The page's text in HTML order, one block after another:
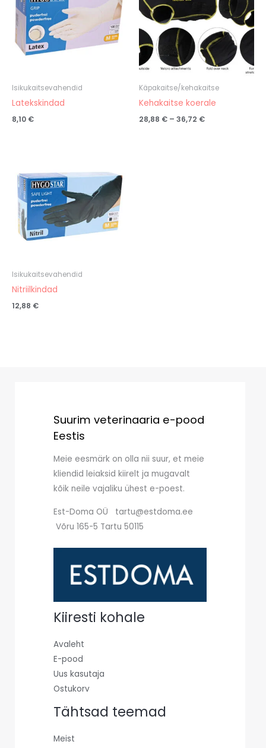
Isikukaitsevahendid
Latekskindad
8,10 €
Käpakaitse/kehakaitse
Kehakaitse koerale
28,88 € – 36,72 €
Isikukaitsevahendid
Nitriilkindad
12,88 €
Suurim veterinaaria e-pood
Eestis
Meie eesmärk on olla nii suur, et meie
kliendid leiaksid kiirelt ja mugavalt
kõik neile vajaliku ühest e-poest.
Est-Doma OÜ tartu@estdoma.ee
Võru 165-5 Tartu 50115
Kiiresti kohale
Avaleht
E-pood
Uus kasutaja
Ostukorv
Tähtsad teemad
Meist